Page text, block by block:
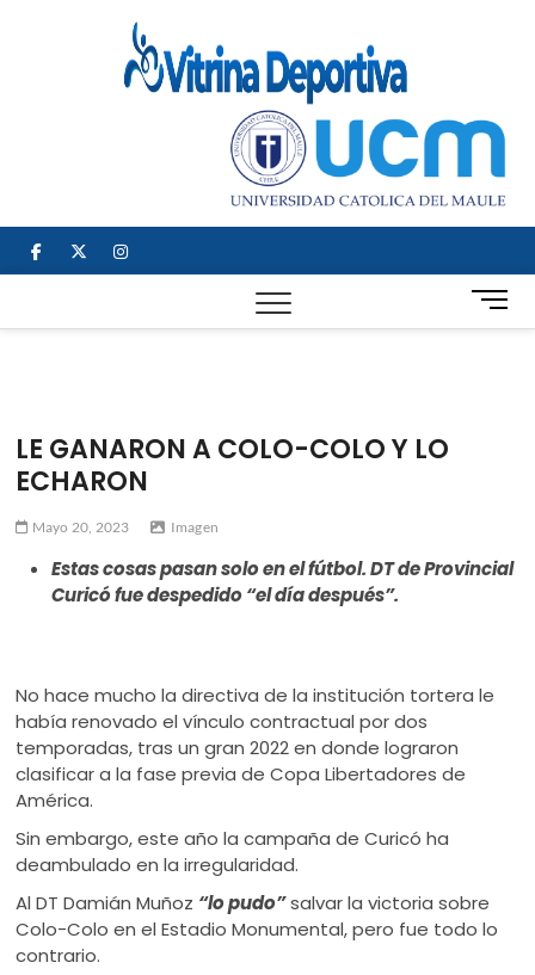
facebook
twitterinstagram
B
o
ú
LE GANARON A COLO-COLO Y LO
ECHARON
Mayo 20, 2023 Imagen
Estas cosas pasan solo en el fútbol. DT de Provincial
Curicó fue despedido “el día después”.
No hace mucho la directiva de la institución tortera le
había renovado el vínculo contractual por dos
temporadas, tras un gran 2022 en donde lograron
clasificar a la fase previa de Copa Libertadores de
América.
Sin embargo, este año la campaña de Curicó ha
deambulado en la irregularidad.
Al DT Damián Muñoz “lo pudo”salvar la victoria sobre
Colo-Colo en el Estadio Monumental, pero fue todo lo
contrario.